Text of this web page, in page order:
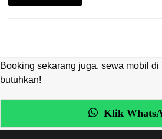
Booking sekarang juga, sewa mobil
butuhkan!
Klik